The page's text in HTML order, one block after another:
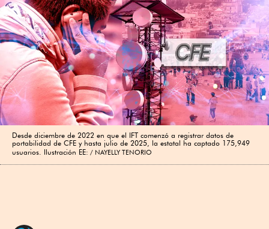
Desde diciembre de 2022 en que el IFT comenzó a registrar datos de
portabilidad de CFE y hasta julio de 2025, la estatal ha captado 175,949
usuarios. Ilustración EE:
NAYELLY TENORIO